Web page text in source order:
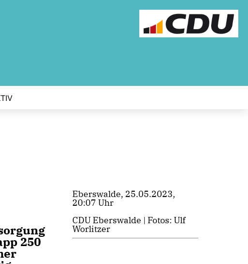
250
Eberswalde, 25.05.2023,
20:07 Uhr
CDU Eberswalde | Fotos: Ulf
Worlitzer